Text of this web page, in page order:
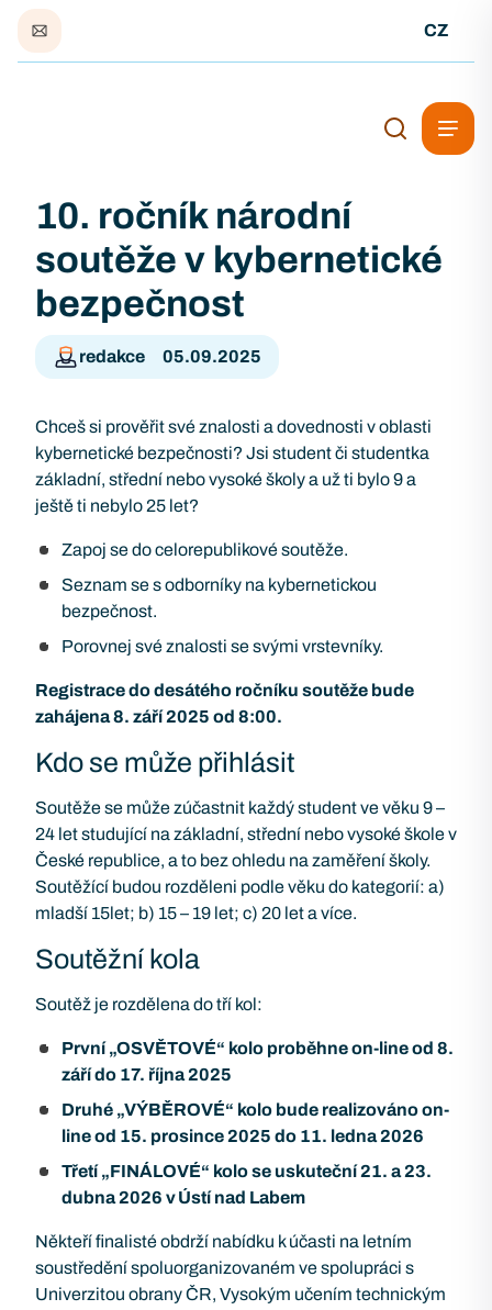
CZ
10. ročník národní
soutěže v kybernetické
bezpečnost
redakce 05.09.2025
Chceš si prověřit své znalosti a dovednosti v oblasti
kybernetické bezpečnosti? Jsi student či studentka
základní, střední nebo vysoké školy a už ti bylo 9 a
ještě ti nebylo 25 let?
Zapoj se do celorepublikové soutěže.
Seznam se s odborníky na kybernetickou
bezpečnost.
Porovnej své znalosti se svými vrstevníky.
Registrace do desátého ročníku soutěže bude
zahájena 8. září 2025 od 8:00.
Kdo se může přihlásit
Soutěže se může zúčastnit každý student ve věku 9 –
24 let studující na základní, střední nebo vysoké škole v
České republice, a to bez ohledu na zaměření školy.
Soutěžící budou rozděleni podle věku do kategorií: a)
mladší 15let; b) 15 – 19 let; c) 20 let a více.
Soutěžní kola
Soutěž je rozdělena do tří kol:
První „OSVĚTOVÉ“ kolo proběhne on-line od 8.
září do 17. října 2025
Druhé „VÝBĚROVÉ“ kolo bude realizováno on-
line od 15. prosince 2025 do 11. ledna 2026
Třetí „FINÁLOVÉ“ kolo se uskuteční 21. a 23.
dubna 2026 v Ústí nad Labem
Někteří finalisté obdrží nabídku k účasti na letním
soustředění spoluorganizovaném ve spolupráci s
Univerzitou obrany ČR, Vysokým učením technickým